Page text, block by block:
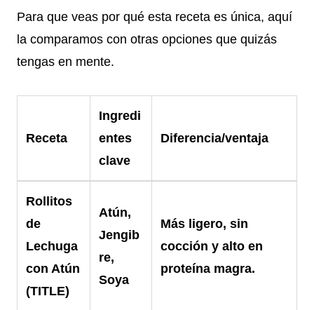
Para que veas por qué esta receta es única, aquí
la comparamos con otras opciones que quizás
tengas en mente.
Receta
Ingredi
entes
clave
Diferencia/ventaja
Rollitos
de
Lechuga
con Atún
(TITLE)
Atún,
Jengib
re,
Soya
Más ligero, sin
cocción y alto en
proteína magra.